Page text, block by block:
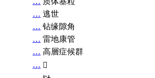
… 逃世
… 钻缘隙角
… 雷地康管
… 高層症候群
… 𧘞